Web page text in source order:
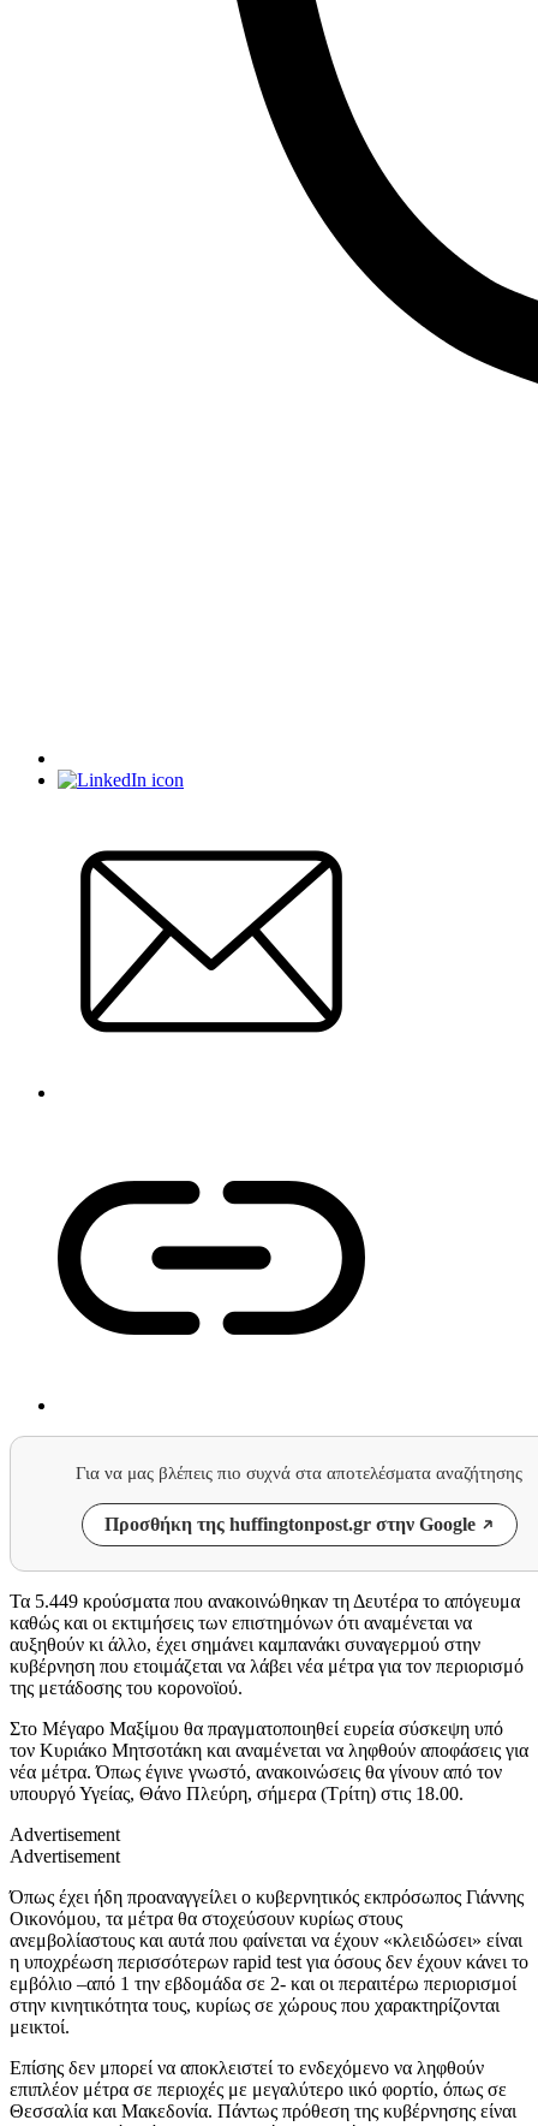
Για να μας βλέπεις πιο συχνά στα αποτελέσματα αναζήτησης
Προσθήκη της huffingtonpost.gr στην Google
Τα 5.449 κρούσματα που ανακοινώθηκαν τη Δευτέρα το απόγευμα
καθώς και οι εκτιμήσεις των επιστημόνων ότι αναμένεται να
αυξηθούν κι άλλο, έχει σημάνει καμπανάκι συναγερμού στην
κυβέρνηση που ετοιμάζεται να λάβει νέα μέτρα για τον περιορισμό
της μετάδοσης του κορονοϊού.
Στο Μέγαρο Μαξίμου θα πραγματοποιηθεί ευρεία σύσκεψη υπό
τον Κυριάκο Μητσοτάκη και αναμένεται να ληφθούν αποφάσεις για
νέα μέτρα. Όπως έγινε γνωστό, ανακοινώσεις θα γίνουν από τον
υπουργό Υγείας, Θάνο Πλεύρη, σήμερα (Τρίτη) στις 18.00.
Advertisement
Advertisement
Όπως έχει ήδη προαναγγείλει ο κυβερνητικός εκπρόσωπος Γιάννης
Οικονόμου, τα μέτρα θα στοχεύσουν κυρίως στους
ανεμβολίαστους και αυτά που φαίνεται να έχουν «κλειδώσει» είναι
η υποχρέωση περισσότερων rapid test για όσους δεν έχουν κάνει το
εμβόλιο –από 1 την εβδομάδα σε 2- και οι περαιτέρω περιορισμοί
στην κινητικότητα τους, κυρίως σε χώρους που χαρακτηρίζονται
μεικτοί.
Επίσης δεν μπορεί να αποκλειστεί το ενδεχόμενο να ληφθούν
επιπλέον μέτρα σε περιοχές με μεγαλύτερο ιικό φορτίο, όπως σε
Θεσσαλία και Μακεδονία. Πάντως πρόθεση της κυβέρνησης είναι